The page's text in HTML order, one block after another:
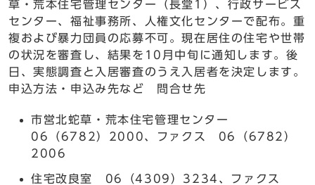
草・荒本住宅管理センター（長堂1）、行政サービス
センター、福祉事務所、人権文化センターで配布。重
複および暴力団員の応募不可。現在居住の住宅や世帯
の状況を審査し、結果を10月中旬に通知します。後
日、実態調査と入居審査のうえ入居者を決定します。
申込方法・申込み先など 問合せ先
市営北蛇草・荒本住宅管理センター
06（6782）2000、ファクス 06（6782）
2006
住宅改良室 06（4309）3234、ファクス